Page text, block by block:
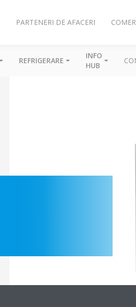
PARTENERI DE AFACERI
REFRIGERARE
INFO
HUB